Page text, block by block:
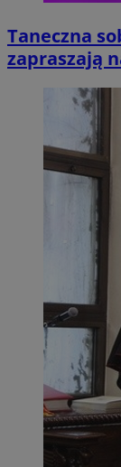
Taneczna
zapraszają